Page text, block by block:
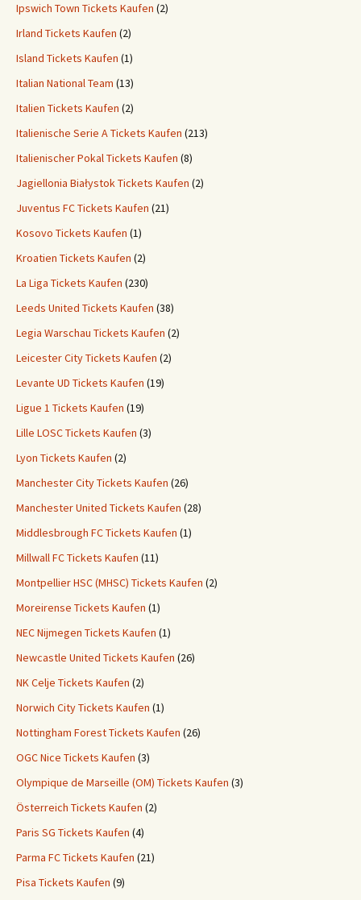
Ipswich Town Tickets Kaufen (2)
Irland Tickets Kaufen (2)
Island Tickets Kaufen (1)
Italian National Team (13)
Italien Tickets Kaufen (2)
Italienische Serie A Tickets Kaufen (213)
Italienischer Pokal Tickets Kaufen (8)
Jagiellonia Białystok Tickets Kaufen (2)
Juventus FC Tickets Kaufen (21)
Kosovo Tickets Kaufen (1)
Kroatien Tickets Kaufen (2)
La Liga Tickets Kaufen (230)
Leeds United Tickets Kaufen (38)
Legia Warschau Tickets Kaufen (2)
Leicester City Tickets Kaufen (2)
Levante UD Tickets Kaufen (19)
Ligue 1 Tickets Kaufen (19)
Lille LOSC Tickets Kaufen (3)
Lyon Tickets Kaufen (2)
Manchester City Tickets Kaufen (26)
Manchester United Tickets Kaufen (28)
Middlesbrough FC Tickets Kaufen (1)
Millwall FC Tickets Kaufen (11)
Montpellier HSC (MHSC) Tickets Kaufen (2)
Moreirense Tickets Kaufen (1)
NEC Nijmegen Tickets Kaufen (1)
Newcastle United Tickets Kaufen (26)
NK Celje Tickets Kaufen (2)
Norwich City Tickets Kaufen (1)
Nottingham Forest Tickets Kaufen (26)
OGC Nice Tickets Kaufen (3)
Olympique de Marseille (OM) Tickets Kaufen (3)
Österreich Tickets Kaufen (2)
Paris SG Tickets Kaufen (4)
Parma FC Tickets Kaufen (21)
Pisa Tickets Kaufen (9)